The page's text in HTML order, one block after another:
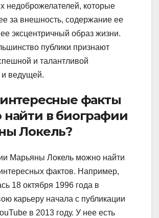
недоброжелателей, которые
за внешность, содержание ее
эксцентричный образ жизни.
публики признают
и талантливой
ведущей.
факты
в биографии
Локель?
Марьяны Локель можно найти
фактов. Например,
18 октября 1996 года в
карьеру начала с публикации
в 2013 году. У нее есть